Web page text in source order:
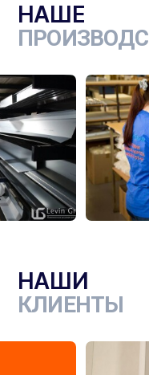
НАШЕ
НАШИ
КЛИЕНТЫ